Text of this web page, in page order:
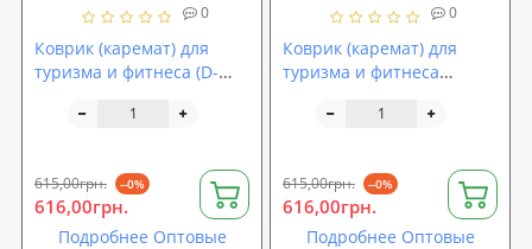
0
Коврик (каремат) для
туризма и фитнеса (D-
615,00грн. --0%
616,00грн.
Подробнее Оптовые
0
Коврик (каремат) для
туризма и фитнеса
green), 8мм
615,00грн. --0%
616,00грн.
Подробнее Оптовые